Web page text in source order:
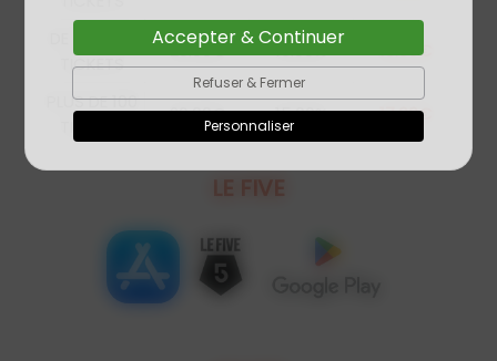
Accepter & Continuer
Refuser & Fermer
Personnaliser
TICKETS
20.00€ 10.00% 18.00€
PLUS DE 100
20.00€ 15.00% 17.00€
LE FIVE